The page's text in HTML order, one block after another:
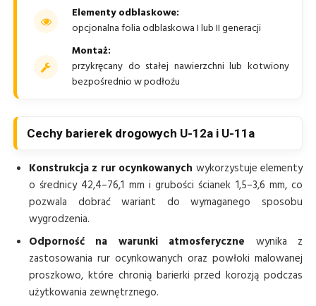
Elementy odblaskowe:
opcjonalna folia odblaskowa I lub II generacji
Montaż:
przykręcany do stałej nawierzchni lub kotwiony
bezpośrednio w podłożu
Cechy barierek drogowych U-12a i U-11a
Konstrukcja z rur ocynkowanych wykorzystuje elementy
o średnicy 42,4–76,1 mm i grubości ścianek 1,5–3,6 mm, co
pozwala dobrać wariant do wymaganego sposobu
wygrodzenia.
Odporność na warunki atmosferyczne wynika z
zastosowania rur ocynkowanych oraz powłoki malowanej
proszkowo, które chronią barierki przed korozją podczas
użytkowania zewnętrznego.